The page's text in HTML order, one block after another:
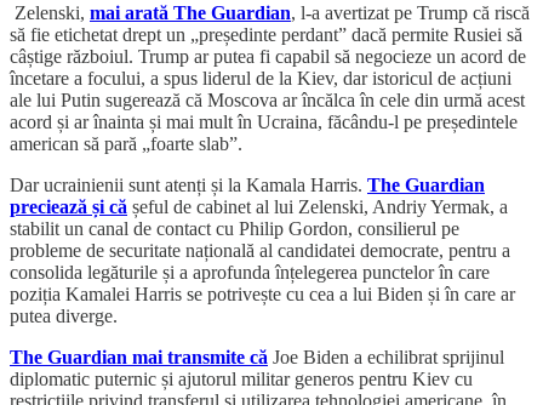
Zelenski, mai arată The Guardian, l-a avertizat pe Trump că riscă
să fie etichetat drept un „președinte perdant” dacă permite Rusiei să
câștige războiul. Trump ar putea fi capabil să negocieze un acord de
încetare a focului, a spus liderul de la Kiev, dar istoricul de acțiuni
ale lui Putin sugerează că Moscova ar încălca în cele din urmă acest
acord și ar înainta și mai mult în Ucraina, făcându-l pe președintele
american să pară „foarte slab”.
Dar ucrainienii sunt atenți și la Kamala Harris. The Guardian
preciează și că șeful de cabinet al lui Zelenski, Andriy Yermak, a
stabilit un canal de contact cu Philip Gordon, consilierul pe
probleme de securitate națională al candidatei democrate, pentru a
consolida legăturile și a aprofunda înțelegerea punctelor în care
poziția Kamalei Harris se potrivește cu cea a lui Biden și în care ar
putea diverge.
The Guardian mai transmite că Joe Biden a echilibrat sprijinul
diplomatic puternic și ajutorul militar generos pentru Kiev cu
restricțiile privind transferul și utilizarea tehnologiei americane, în